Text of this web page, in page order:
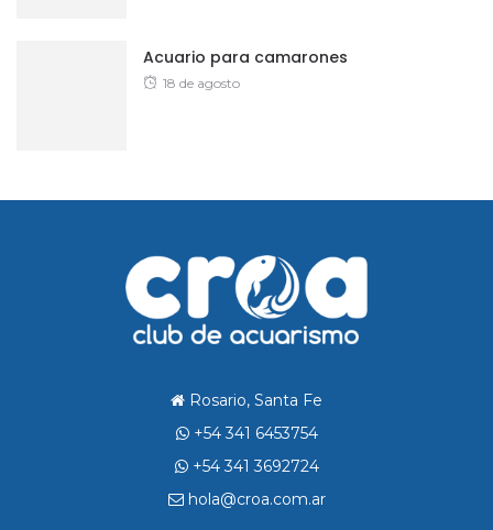
Acuario para camarones
Posted
18 de agosto
Rosario, Santa Fe
+54 341 6453754
+54 341 3692724
hola@croa.com.ar